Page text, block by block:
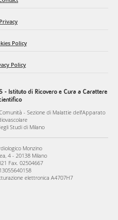
Privacy
Policy
Policy
- Istituto di Ricovero e Cura a Carattere
- Sezione di Malattie dell’Apparato
Studi di Milano
Monzino
4 - 20138 Milano
Fax. 02504667
elettronica A4707H7